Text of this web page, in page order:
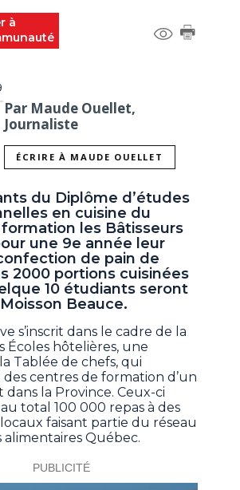
à
Par Maude Ouellet,
Journaliste
ÉCRIRE À MAUDE OUELLET
du Diplôme d’études
en cuisine du
les Bâtisseurs
une 9e année leur
de pain de
2000 portions cuisinées
10 étudiants seront
Beauce.
s’inscrit dans le cadre de la
Écoles hôtelières, une
Tablée de chefs, qui
centres de formation d’un
la Province. Ceux-ci
total 100 000 repas à des
faisant partie du réseau
alimentaires Québec.